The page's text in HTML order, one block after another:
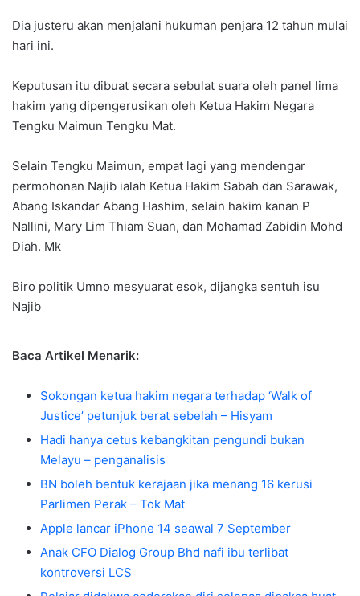
Dia justeru akan menjalani hukuman penjara 12 tahun mulai
hari ini.
Keputusan itu dibuat secara sebulat suara oleh panel lima
hakim yang dipengerusikan oleh Ketua Hakim Negara
Tengku Maimun Tengku Mat.
Selain Tengku Maimun, empat lagi yang mendengar
permohonan Najib ialah Ketua Hakim Sabah dan Sarawak,
Abang Iskandar Abang Hashim, selain hakim kanan P
Nallini, Mary Lim Thiam Suan, dan Mohamad Zabidin Mohd
Diah. Mk
Biro politik Umno mesyuarat esok, dijangka sentuh isu
Najib
Baca Artikel Menarik:
Sokongan ketua hakim negara terhadap ‘Walk of
Justice’ petunjuk berat sebelah – Hisyam
Hadi hanya cetus kebangkitan pengundi bukan
Melayu – penganalisis
BN boleh bentuk kerajaan jika menang 16 kerusi
Parlimen Perak – Tok Mat
Apple lancar iPhone 14 seawal 7 September
Anak CFO Dialog Group Bhd nafi ibu terlibat
kontroversi LCS